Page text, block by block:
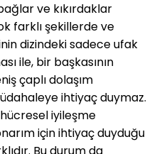
ve kıkırdaklar
farklı şekillerde ve
dizindeki sadece ufak
ile, bir başkasının
çaplı dolaşım
ihtiyaç duymaz.
iyileşme
için ihtiyaç duyduğu